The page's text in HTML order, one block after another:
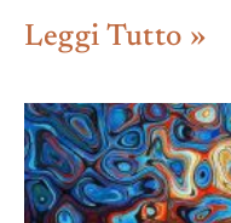
Leggi Tutto »